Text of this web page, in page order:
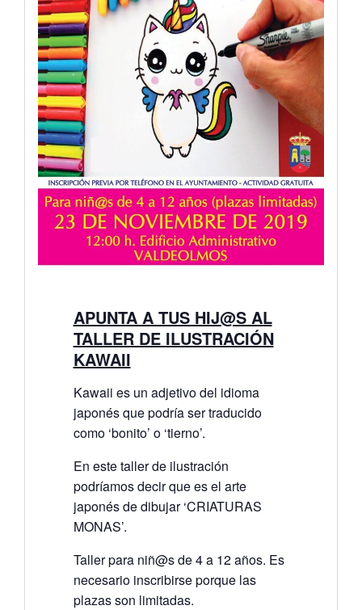
APUNTA A TUS HIJ@S AL
TALLER DE ILUSTRACIÓN
KAWAII
Kawaii es un adjetivo del idioma
japonés que podría ser traducido
como ‘bonito’ o ‘tierno’.
En este taller de ilustración
podríamos decir que es el arte
japonés de dibujar ‘CRIATURAS
MONAS’.
Taller para niñ@s de 4 a 12 años. Es
necesario inscribirse porque las
plazas son limitadas.